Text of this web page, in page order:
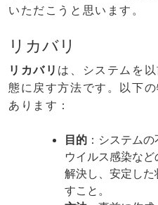
いただこうと思います。
リカバリ
リカバリ は、システムを
態に戻す方法です。以下
あります：
目的 ：システム
ウイルス感染など
解決し、安定した
すこと。